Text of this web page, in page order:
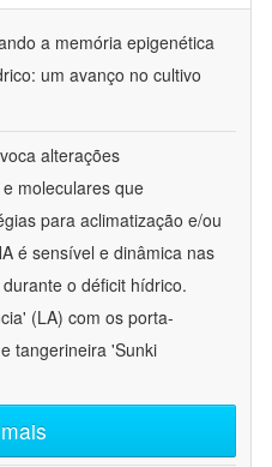
a memória epigenética
um avanço no cultivo
alterações
moleculares que
para aclimatização e/ou
é sensível e dinâmica nas
o déficit hídrico.
(LA) com os porta-
tangerineira 'Sunki